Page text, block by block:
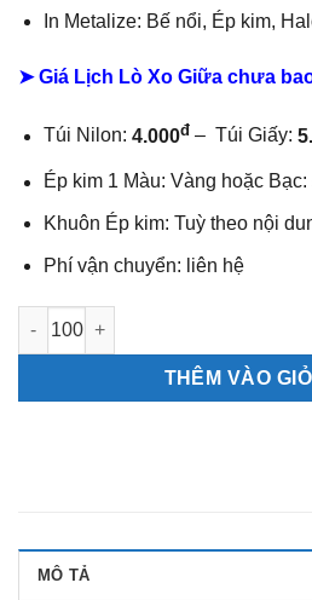
In Metalize: Bế nổi, Ép kim,
➤ Giá Lịch Lò Xo Giữa chưa
Túi Nilon: 4.000đ – Túi Giấy:
Ép kim 1 Màu: Vàng hoặc Bạc:
Khuôn Ép kim: Tuỳ theo nội
Phí vận chuyển: liên hệ
Lịch lò xo giữa bộ số Phúc lộc số
THÊM VÀO
MÔ TẢ